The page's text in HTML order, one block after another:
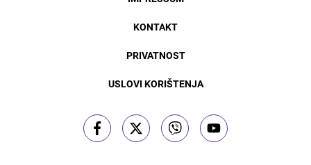
KONTAKT
PRIVATNOST
USLOVI KORIŠTENJA